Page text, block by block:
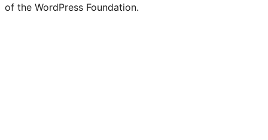
of the WordPress Foundation.